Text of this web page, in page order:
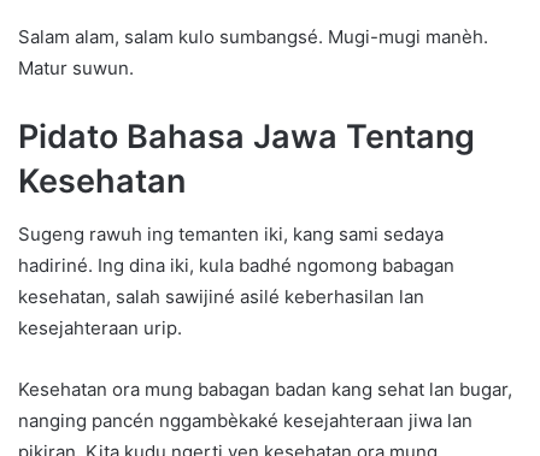
Salam alam, salam kulo sumbangsé. Mugi-mugi manèh.
Matur suwun.
Pidato Bahasa Jawa Tentang
Kesehatan
Sugeng rawuh ing temanten iki, kang sami sedaya
hadiriné. Ing dina iki, kula badhé ngomong babagan
kesehatan, salah sawijiné asilé keberhasilan lan
kesejahteraan urip.
Kesehatan ora mung babagan badan kang sehat lan bugar,
nanging pancén nggambèkaké kesejahteraan jiwa lan